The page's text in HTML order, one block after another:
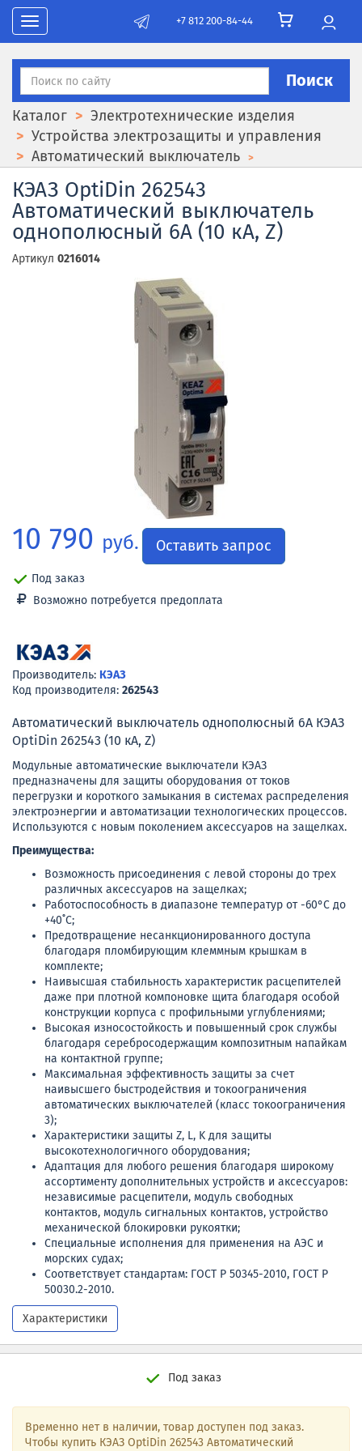
Toggle navigation
+7 812 200-84-44
Поиск
Каталог
Электротехнические изделия
Устройства электрозащиты и управления
Автоматический выключатель
КЭАЗ OptiDin 262543
Автоматический выключатель
однополюсный 6А (10 кА, Z)
Артикул 0216014
10 790 руб. Оставить запрос
Под заказ
Возможно потребуется предоплата
Производитель: КЭАЗ
Код производителя: 262543
Автоматический выключатель однополюсный 6А КЭАЗ
OptiDin 262543 (10 кА, Z)
Модульные автоматические выключатели КЭАЗ
предназначены для защиты оборудования от токов
перегрузки и короткого замыкания в системах распределения
электроэнергии и автоматизации технологических процессов.
Используются с новым поколением аксессуаров на защелках.
Преимущества:
Возможность присоединения с левой стороны до трех
различных аксессуаров на защелках;
Работоспособность в диапазоне температур от -60°C до
+40˚C;
Предотвращение несанкционированного доступа
благодаря пломбирующим клеммным крышкам в
комплекте;
Наивысшая стабильность характеристик расцепителей
даже при плотной компоновке щита благодаря особой
конструкции корпуса с профильными углублениями;
Высокая износостойкость и повышенный срок службы
благодаря серебросодержащим композитным напайкам
на контактной группе;
Максимальная эффективность защиты за счет
наивысшего быстродействия и токоограничения
автоматических выключателей (класс токоограничения
3);
Характеристики защиты Z, L, K для защиты
высокотехнологичного оборудования;
Адаптация для любого решения благодаря широкому
ассортименту дополнительных устройств и аксессуаров:
независимые расцепители, модуль свободных
контактов, модуль сигнальных контактов, устройство
механической блокировки рукоятки;
Специальные исполнения для применения на АЭС и
морских судах;
Соответствует стандартам: ГОСТ Р 50345-2010, ГОСТ Р
50030.2-2010.
Характеристики
Под заказ
Временно нет в наличии, товар доступен под заказ.
Чтобы купить КЭАЗ OptiDin 262543 Автоматический